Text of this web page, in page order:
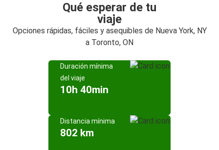
Qué esperar de tu
viaje
Opciones rápidas, fáciles y asequibles de Nueva York, NY
a Toronto, ON
Duración mínima
del viaje
10h 40min
Distancia mínima
802 km